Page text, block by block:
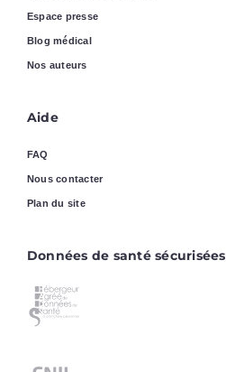
Espace presse
Blog médical
Nos auteurs
Aide
FAQ
Nous contacter
Plan du site
Données de santé sécurisées